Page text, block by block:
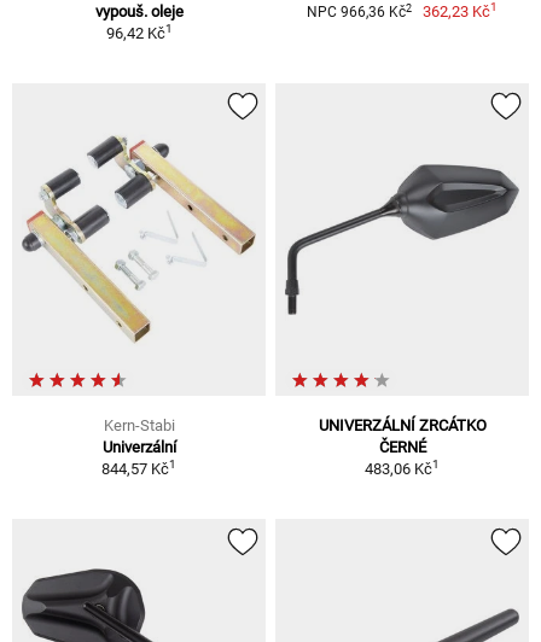
vypouš. oleje
96,42 Kč1
NPC 966,36 Kč2 362,23 Kč1
Kern-Stabi
Univerzální
844,57 Kč1
UNIVERZÁLNÍ ZRCÁTKO
ČERNÉ
483,06 Kč1